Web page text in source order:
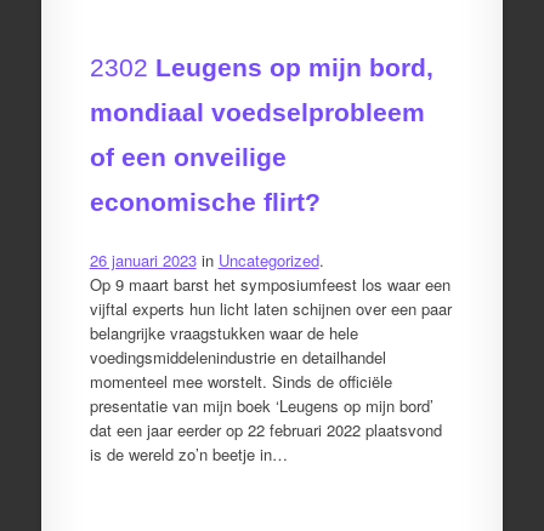
2302 Leugens op mijn bord,
mondiaal voedselprobleem
of een onveilige
economische flirt?
26 januari 2023in Uncategorized.
Op 9 maart barst het symposiumfeest los waar een
vijftal experts hun licht laten schijnen over een paar
belangrijke vraagstukken waar de hele
voedingsmiddelenindustrie en detailhandel
momenteel mee worstelt. Sinds de officiële
presentatie van mijn boek ‘Leugens op mijn bord’
dat een jaar eerder op 22 februari 2022 plaatsvond
is de wereld zo’n beetje in…